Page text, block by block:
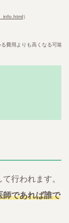
）
費用よりも高くなる可能
行われます。
師であれば誰で